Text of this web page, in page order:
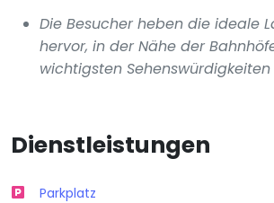
Die Besucher heben die ideale
hervor, in der Nähe der
wichtigsten Sehenswürdigkeiten
Dienstleistungen
Parkplatz